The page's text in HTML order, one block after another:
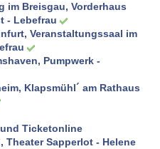
im Breisgau, Vorderhaus
- Lebefrau
Veranstaltungssaal im
Pumpwerk -
Klapsmühl´ am Rathaus
Ticketonline
Theater Sapperlot - Helene